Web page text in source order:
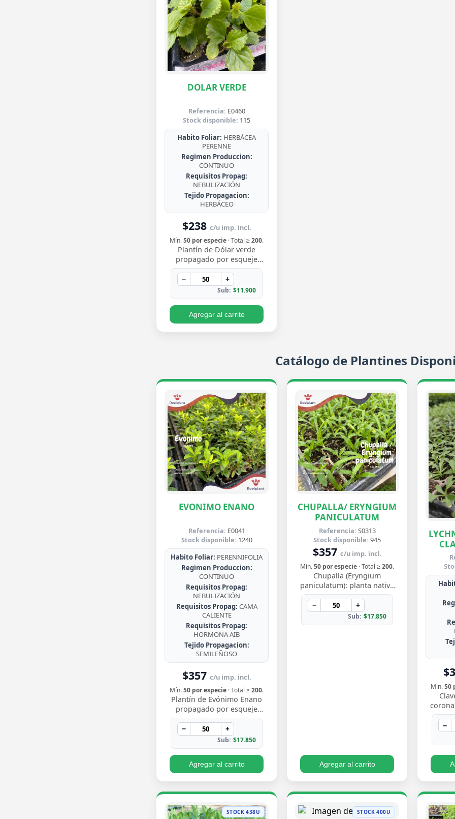
DOLAR VERDE
Referencia: E0460
Stock disponible: 115
Habito Foliar: HERBÁCEA
PERENNE
Regimen Produccion:
CONTINUO
Requisitos Propag:
NEBULIZACIÓN
Tejido Propagacion:
HERBÁCEO
$238 c/u imp. incl.
Mín.50 por especie · Total ≥200.
Plantín de Dólar verde
propagado por esqueje
enraizado, con hojas
redondeadas de un verde
brillante y crecimiento trepa…
− +
Sub: $11.900
Agregar al carrito
Catálogo de Plantines
EVONIMO ENANO
Referencia: E0041
Stock disponible: 1240
Habito Foliar: PERENNIFOLIA
Regimen Produccion:
CONTINUO
Requisitos Propag:
NEBULIZACIÓN
Requisitos Propag: CAMA
CALIENTE
Requisitos Propag:
HORMONA AIB
Tejido Propagacion:
SEMILEÑOSO
$357 c/u imp. incl.
Mín.50 por especie · Total ≥200.
Plantín de Evónimo Enano
propagado por esqueje
enraizado, arbusto compacto
de follaje perenne verde
brillante con borde…
− +
Sub: $17.850
Agregar al carrito
CHUPALLA/ ERYNGIUM
PANICULATUM
Referencia: S0313
Stock disponible: 945
$357 c/u imp. incl.
Mín.50 por especie · Total ≥200.
Chupalla (Eryngium
paniculatum): planta nativa
de Chile, rústica, de hojas en
roseta con bordes espinosos.
Muy resisten…
− +
Sub: $17.850
Agregar al carrito
Mín.50
gris
−
STOCK 438U STOCK 400U